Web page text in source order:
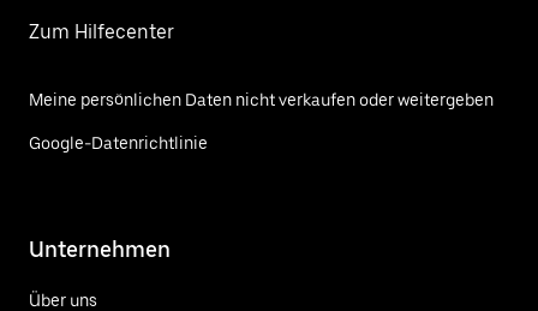
Zum Hilfecenter
Meine persönlichen Daten nicht verkaufen oder weitergeben
Google-Datenrichtlinie
Unternehmen
Über uns